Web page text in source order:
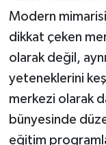
Modern mimarisi
dikkat çeken
olarak değil,
yeteneklerini
merkezi olarak
bünyesinde
eğitim